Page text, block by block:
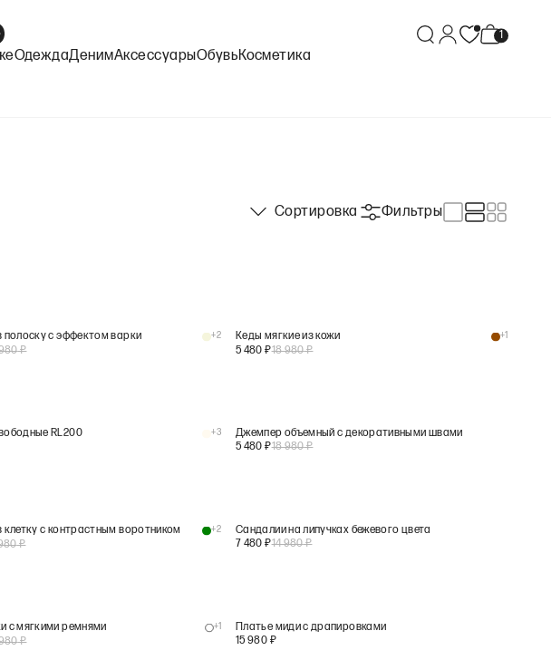
ОдеждаДенимАксессуарыОбувьКосметика
Сортировка Фильтры
полоску с эффектом варки
₽
+2
Кеды мягкие из кожи
5 480 ₽18 980₽
+1
RL200
+3
Джемпер объемный с декоративными швами
5 480 ₽18 980₽
клетку с контрастным воротником
₽
+2
Сандалии на липучках бежевого цвета
7 480 ₽14 980₽
с мягкими ремнями
₽
+1
Платье миди с драпировками
15 980 ₽